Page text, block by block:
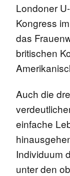
Londoner
Kongress
das
britischen
Auch die
einfache
Individuum
unter den